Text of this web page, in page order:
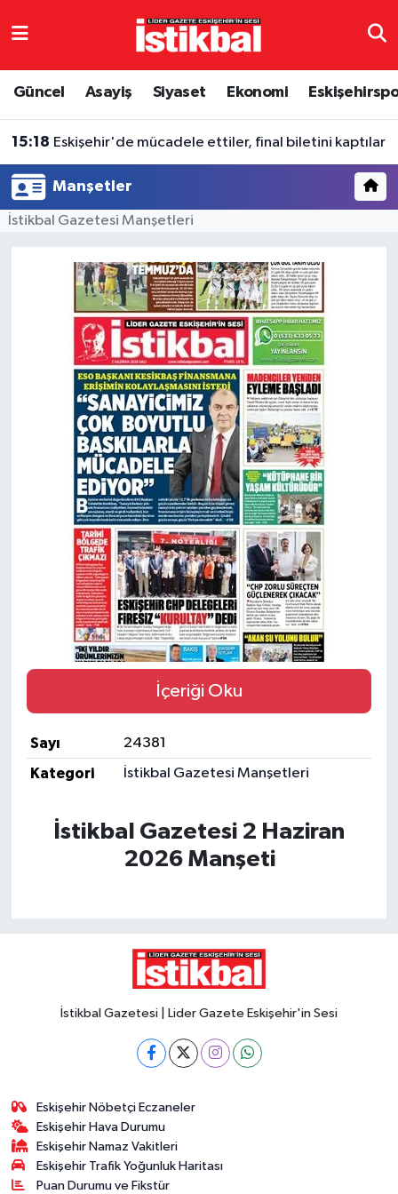
Güncel Asayiş Siyaset Ekonomi
15:18 Eskişehir'de mücadele ettiler, final biletini kaptılar
Manşetler
İstikbal Gazetesi Manşetleri
İçeriği Oku
Sayı
24381
Kategori
İstikbal Gazetesi Manşetleri
İstikbal Gazetesi 2 Haziran
2026 Manşeti
İstikbal Gazetesi | Lider Gazete Eskişehir'in Sesi
Eskişehir Nöbetçi Eczaneler
Eskişehir Hava Durumu
Eskişehir Namaz Vakitleri
Eskişehir Trafik Yoğunluk Haritası
Puan Durumu ve Fikstür
Eskişehirspor
Eğitim
Ekonomi
Sağlık
Yaşam
Resmi ilanlar
Eskişehir Nöbetçi Eczaneler
Tüm Manşetler
Son Dakika Haberleri
Haber Arşivi